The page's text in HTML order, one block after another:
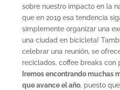
sobre nuestro impacto en la
que en 2019 esa tendencia
simplemente organizar una
una ciudad en bicicleta!
celebrar una reunión, se
reciclados, coffee breaks con
Iremos encontrando muchas
que avance el año, puesto